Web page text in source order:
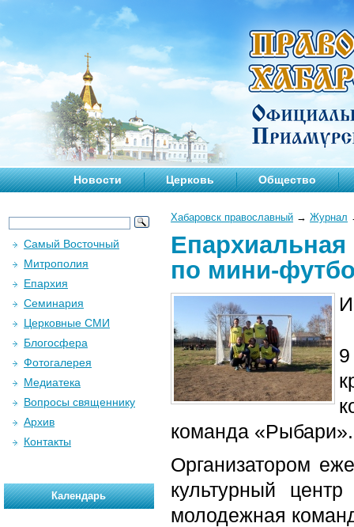
Новости Церковь Общество
Хабаровск православный → Журнал
по мини-
команда «Рыбари».
Организатором
культурный
молодежная
Самый Восточный
Митрополия
Епархия
Семинария
Церковные СМИ
Блогосфера
Фотогалерея
Медиатека
Вопросы священнику
Архив
Контакты
Календарь